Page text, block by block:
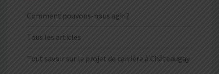
Comment pouvons-nous agir ?
Tous les articles
Tout savoir sur le projet de carrière à Châteaugay